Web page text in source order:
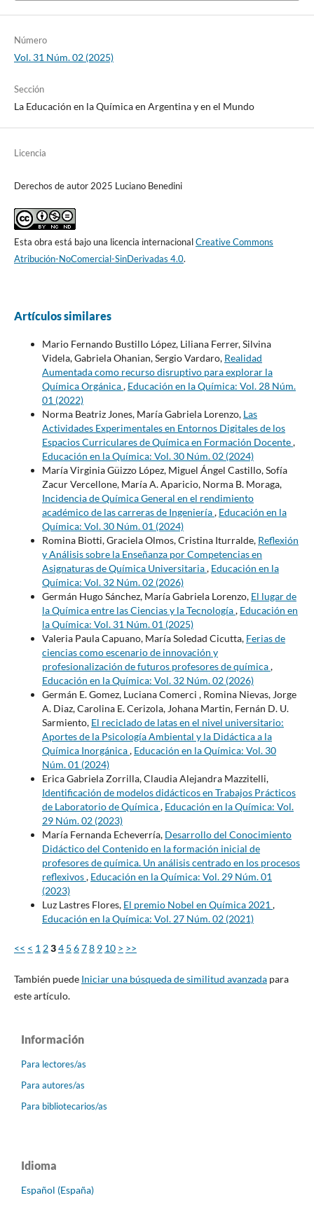
Número
Vol. 31 Núm. 02 (2025)
Sección
La Educación en la Química en Argentina y en el Mundo
Licencia
Derechos de autor 2025 Luciano Benedini
Esta obra está bajo una licencia internacionalCreative Commons
Atribución-NoComercial-SinDerivadas 4.0.
Artículos similares
Mario Fernando Bustillo López, Liliana Ferrer, Silvina
Videla, Gabriela Ohanian, Sergio Vardaro, Realidad
Aumentada como recurso disruptivo para explorar la
Química Orgánica, Educación en la Química: Vol. 28 Núm.
01 (2022)
Norma Beatriz Jones, María Gabriela Lorenzo, Las
Actividades Experimentales en Entornos Digitales de los
Espacios Curriculares de Química en Formación Docente,
Educación en la Química: Vol. 30 Núm. 02 (2024)
María Virginia Güizzo López, Miguel Ángel Castillo, Sofía
Zacur Vercellone, María A. Aparicio, Norma B. Moraga,
Incidencia de Química General en el rendimiento
académico de las carreras de Ingeniería, Educación en la
Química: Vol. 30 Núm. 01 (2024)
Romina Biotti, Graciela Olmos, Cristina Iturralde, Reflexión
y Análisis sobre la Enseñanza por Competencias en
Asignaturas de Química Universitaria, Educación en la
Química: Vol. 32 Núm. 02 (2026)
Germán Hugo Sánchez, María Gabriela Lorenzo, El lugar de
la Química entre las Ciencias y la Tecnología, Educación en
la Química: Vol. 31 Núm. 01 (2025)
Valeria Paula Capuano, María Soledad Cicutta, Ferias de
ciencias como escenario de innovación y
profesionalización de futuros profesores de química,
Educación en la Química: Vol. 32 Núm. 02 (2026)
Germán E. Gomez, Luciana Comerci , Romina Nievas, Jorge
A. Diaz, Carolina E. Cerizola, Johana Martin, Fernán D. U.
Sarmiento, El reciclado de latas en el nivel universitario:
Aportes de la Psicología Ambiental y la Didáctica a la
Química Inorgánica, Educación en la Química: Vol. 30
Núm. 01 (2024)
Erica Gabriela Zorrilla, Claudia Alejandra Mazzitelli,
Identificación de modelos didácticos en Trabajos Prácticos
de Laboratorio de Química, Educación en la Química: Vol.
29 Núm. 02 (2023)
María Fernanda Echeverría, Desarrollo del Conocimiento
Didáctico del Contenido en la formación inicial de
profesores de química. Un análisis centrado en los procesos
reflexivos, Educación en la Química: Vol. 29 Núm. 01
(2023)
Luz Lastres Flores, El premio Nobel en Química 2021 ,
Educación en la Química: Vol. 27 Núm. 02 (2021)
<< < 1 234 5 678 9 10 > >>
También puede Iniciar una búsqueda de similitud avanzadapara
este artículo.
Información
Para lectores/as
Para autores/as
Para bibliotecarios/as
Idioma
Español (España)